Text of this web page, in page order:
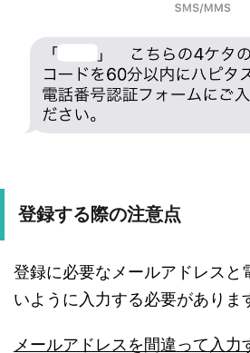
登録する際の注意点
登録に必要なメールアドレスと
いように入力する必要がありま
メールアドレスを間違って入力